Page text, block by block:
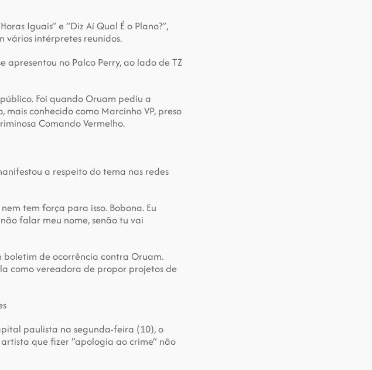
Iguais” e “Diz Aí Qual É o Plano?”,
vários intérpretes reunidos.
no Palco Perry, ao lado de TZ
Foi quando Oruam pediu a
conhecido como Marcinho VP, preso
Comando Vermelho.
a respeito do tema nas redes
tem força para isso. Bobona. Eu
falar meu nome, senão tu vai
de ocorrência contra Oruam.
como vereadora de propor projetos de
paulista na segunda-feira (10), o
que fizer “apologia ao crime” não